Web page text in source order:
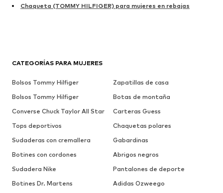
CATEGORÍAS PARA MUJERES
Bolsos Tommy Hilfiger
Zapatillas de casa
Bolsos Tommy Hilfiger
Botas de montaña
Converse Chuck Taylor All Star
Carteras Guess
Tops deportivos
Chaquetas polares
Sudaderas con cremallera
Gabardinas
Botines con cordones
Abrigos negros
Sudadera Nike
Pantalones de deporte
Botines Dr. Martens
Adidas Ozweego
Chaqueta (TOMMY HILFIGER) para mujeres en rebajas